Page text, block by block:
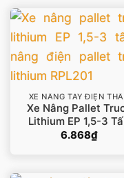
XE NÂNG TAY ĐIỆN
Xe Nâng Pallet
Lithium EP 1,5-3
6.868₫